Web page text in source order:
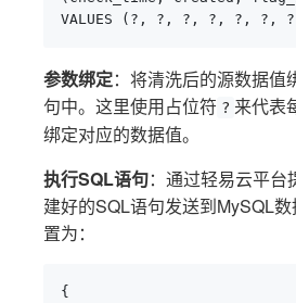
VALUES (?, ?, ?, ?, ?, ?,
参数绑定：将清洗后的源数据
句中。这里使用占位符 ? 来代表
绑定对应的数据值。
执行SQL语句：通过轻易云平
建好的SQL语句发送到MySQL
置为：
{